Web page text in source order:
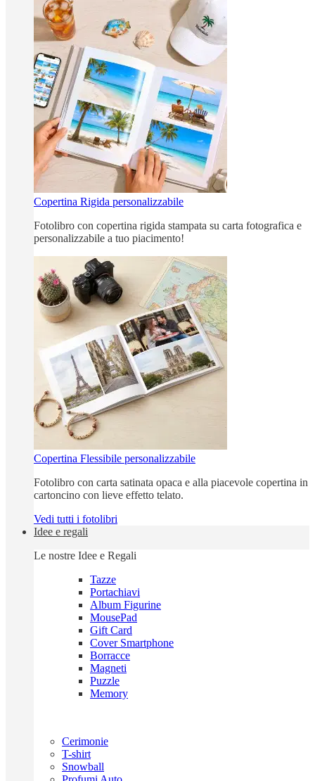
Copertina Rigida personalizzabile
Fotolibro con copertina rigida stampata su carta fotografica e
personalizzabile a tuo piacimento!
Copertina Flessibile personalizzabile
Fotolibro con carta satinata opaca e alla piacevole copertina in
cartoncino con lieve effetto telato.
Vedi tutti i fotolibri
Idee e regali
Le nostre Idee e Regali
Tazze
Portachiavi
Album Figurine
MousePad
Gift Card
Cover Smartphone
Borracce
Magneti
Puzzle
Memory
Cerimonie
T-shirt
Snowball